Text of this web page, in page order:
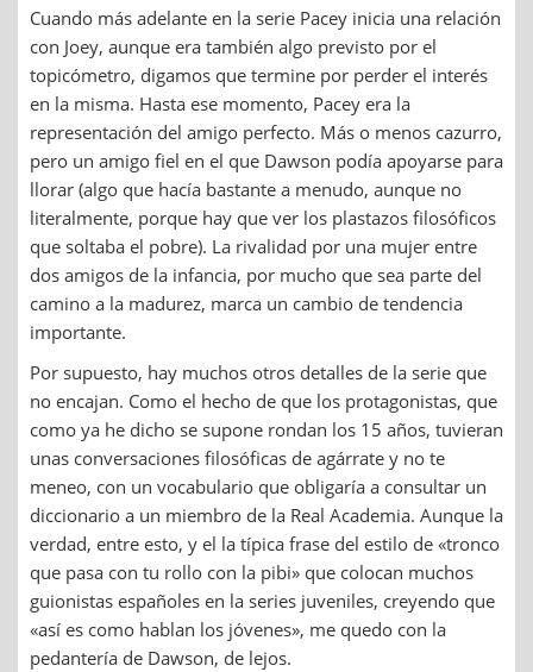
Cuando más adelante en la serie Pacey inicia una relación
con Joey, aunque era también algo previsto por el
topicómetro, digamos que termine por perder el interés
en la misma. Hasta ese momento, Pacey era la
representación del amigo perfecto. Más o menos cazurro,
pero un amigo fiel en el que Dawson podía apoyarse para
llorar (algo que hacía bastante a menudo, aunque no
literalmente, porque hay que ver los plastazos filosóficos
que soltaba el pobre). La rivalidad por una mujer entre
dos amigos de la infancia, por mucho que sea parte del
camino a la madurez, marca un cambio de tendencia
importante.
Por supuesto, hay muchos otros detalles de la serie que
no encajan. Como el hecho de que los protagonistas, que
como ya he dicho se supone rondan los 15 años, tuvieran
unas conversaciones filosóficas de agárrate y no te
meneo, con un vocabulario que obligaría a consultar un
diccionario a un miembro de la Real Academia. Aunque la
verdad, entre esto, y el la típica frase del estilo de «tronco
que pasa con tu rollo con la pibi» que colocan muchos
guionistas españoles en la series juveniles, creyendo que
«así es como hablan los jóvenes», me quedo con la
pedantería de Dawson, de lejos.